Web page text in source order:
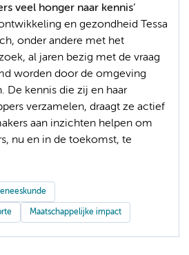
veel honger naar kennis’
en gezondheid Tessa
onder andere met het
al jaren bezig met de vraag
worden door de omgeving
De kennis die zij en haar
verzamelen, draagt ze actief
aan inzichten helpen om
nu en in de toekomst, te
Maatschappelijke impact